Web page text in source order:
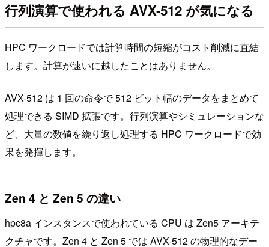
行列演算で使われる AVX-512 が気になる
HPC ワークロードでは計算時間の短縮がコスト削減に直結
します。計算が速いに越したことはありません。
AVX-512 は 1 回の命令で 512 ビット幅のデータをまとめて
処理できる SIMD 拡張です。行列演算やシミュレーションな
ど、大量の数値を繰り返し処理する HPC ワークロードで効
果を発揮します。
Zen 4 と Zen 5 の違い
hpc8a インスタンスで使われている CPU は Zen5 アーキテ
クチャです。Zen 4 と Zen 5 では AVX-512 の物理的なデー